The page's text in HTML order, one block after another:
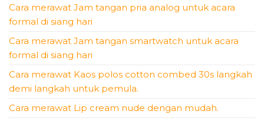
Cara merawat Jam tangan pria analog untuk acara
formal di siang hari
Cara merawat Jam tangan smartwatch untuk acara
formal di siang hari
Cara merawat Kaos polos cotton combed 30s langkah
demi langkah untuk pemula.
Cara merawat Lip cream nude dengan mudah.